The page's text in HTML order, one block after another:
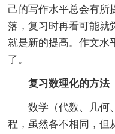
己的写作水平总会有所
落，复习时再看可能就
就是新的提高。作文水
了。
复习数理化的方法
数学（代数、几何
程，虽然各不相同，但